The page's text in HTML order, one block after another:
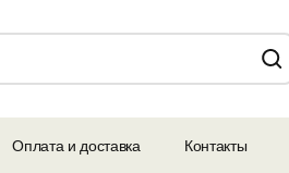
Оплата и доставка Контакты